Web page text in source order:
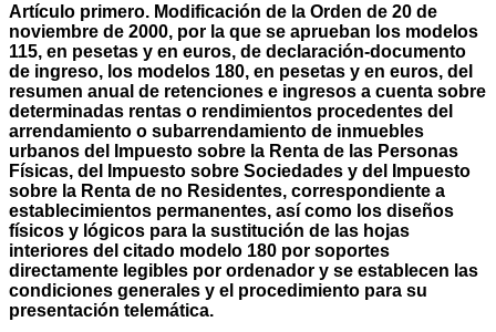
Artículo primero. Modificación de la Orden de 20 de
noviembre de 2000, por la que se aprueban los modelos
115, en pesetas y en euros, de declaración-documento
de ingreso, los modelos 180, en pesetas y en euros, del
resumen anual de retenciones e ingresos a cuenta sobre
determinadas rentas o rendimientos procedentes del
arrendamiento o subarrendamiento de inmuebles
urbanos del Impuesto sobre la Renta de las Personas
Físicas, del Impuesto sobre Sociedades y del Impuesto
sobre la Renta de no Residentes, correspondiente a
establecimientos permanentes, así como los diseños
físicos y lógicos para la sustitución de las hojas
interiores del citado modelo 180 por soportes
directamente legibles por ordenador y se establecen las
condiciones generales y el procedimiento para su
presentación telemática.